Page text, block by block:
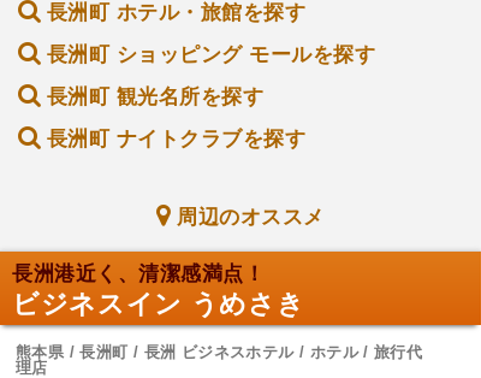
長洲町 ホテル・旅館を探す
長洲町 ショッピング モールを探す
長洲町 観光名所を探す
長洲町 ナイトクラブを探す
周辺のオススメ
長洲港近く、清潔感満点！
ビジネスイン うめさき
熊本県 / 長洲町 / 長洲 ビジネスホテル / ホテル / 旅行代
理店